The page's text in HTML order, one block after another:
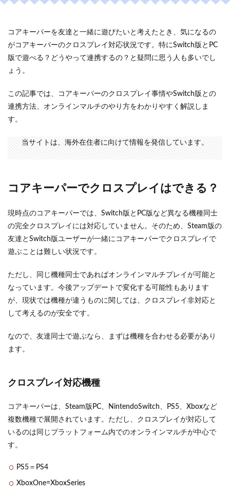
コアキーパーを友達と一緒に遊びたいと考えたとき、気になるの
がコアキーパーのクロスプレイ対応状況です。特にSwitch版とPC
版で遊べる？どうやって連携するの？と疑問に思う人も多いでし
ょう。
この記事では、コアキーパーのクロスプレイ事情やSwitch版との
連携方法、オンラインマルチのやり方をわかりやすく解説しま
す。
当サイトは、海外在住者に向けて情報を発信しています。
コアキーパーでクロスプレイはできる？
現時点のコアキーパーでは、Switch版とPC版など異なる機種同士
の完全クロスプレイには対応していません。そのため、Steam版の
友達とSwitch版ユーザーが一緒にコアキーパーでクロスプレイで
遊ぶことは難しい状況です。
ただし、同じ機種同士であればオンラインマルチプレイが可能と
なっています。今後アップデートで変化する可能性もあります
が、現状では機種が違うものに関しては、クロスプレイ非対応と
して考えるのが安全です。
なので、友達同士で遊ぶなら、まずは機種を合わせる必要があり
ます。
クロスプレイ対応機種
コアキーパーは、Steam版PC、NintendoSwitch、PS5、Xboxなど
複数機種で展開されています。ただし、クロスプレイが対応して
いるのは同じプラットフォーム内でのオンラインマルチが中心で
す。
PS5＝PS4
XboxOne=XboxSeries